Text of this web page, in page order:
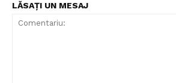
LĂSAȚI UN MESAJ